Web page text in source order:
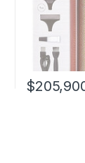
$